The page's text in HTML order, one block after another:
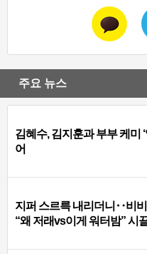
주요 뉴스
김혜수, 김지훈과 부부 케미
어
지퍼 스르륵 내리더니‥비
“왜 저래vs이게 워터밤” 시